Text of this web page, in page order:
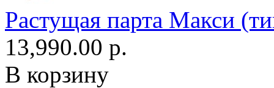
Растущая парта Макси
13,990.00 р.
В корзину